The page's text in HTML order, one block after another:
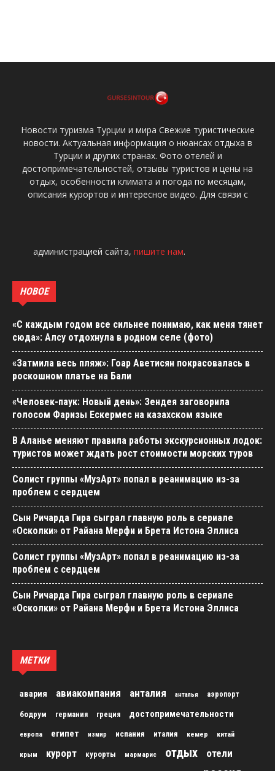
Новости туризма Турции и мира Свежие туристические
новости. Актуальная информация о нюансах отдыха в
Турции и других странах. Фото отелей и
достопримечательностей, отзывы туристов и цены на
отдых, особенности климата и погода по месяцам,
описания курортов и интересное видео. Для связи с
администрацией сайта, пишите нам.
НОВОЕ
«С каждым годом все сильнее понимаю, как меня тянет
сюда»: Алсу отдохнула в родном селе (фото)
«Затмила весь пляж»: Гоар Аветисян покрасовалась в
роскошном платье на Бали
«Человек-паук: Новый день»: Зендея заговорила
голосом Фаризы Ескермес на казахском языке
В Аланье меняют правила работы экскурсионных лодок:
туристов может ждать рост стоимости морских туров
Солист группы «МузАрт» попал в реанимацию из-за
проблем с сердцем
Сын Ричарда Гира сыграл главную роль в сериале
«Осколки» от Райана Мерфи и Брета Истона Эллиса
Солист группы «МузАрт» попал в реанимацию из-за
проблем с сердцем
Сын Ричарда Гира сыграл главную роль в сериале
«Осколки» от Райана Мерфи и Брета Истона Эллиса
МЕТКИ
авария авиакомпания анталия анталья аэропорт
бодрум германия греция достопримечательности
европа египет измир испания италия кемер китай
крым курорт курорты мармарис отдых
отели